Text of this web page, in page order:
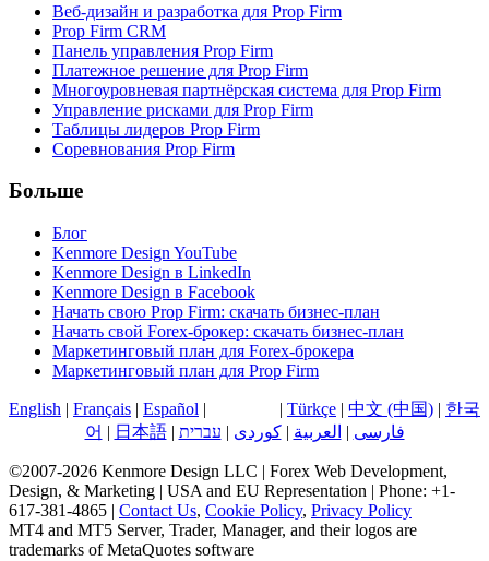
Веб-дизайн и разработка для Prop Firm
Prop Firm CRM
Панель управления Prop Firm
Платежное решение для Prop Firm
Многоуровневая партнёрская система для Prop Firm
Управление рисками для Prop Firm
Таблицы лидеров Prop Firm
Соревнования Prop Firm
Больше
Блог
Kenmore Design YouTube
Kenmore Design в LinkedIn
Kenmore Design в Facebook
Начать свою Prop Firm: скачать бизнес-план
Начать свой Forex-брокер: скачать бизнес-план
Маркетинговый план для Forex-брокера
Маркетинговый план для Prop Firm
English | Français | Español | | Türkçe | 中文 (中国) | 한국
어 | 日本語| עברית | کوردی| العربية | فارسی
©2007-2026 Kenmore Design LLC | Forex Web Development,
Design, & Marketing | USA and EU Representation | Phone: +1-
617-381-4865 | Contact Us, Cookie Policy, Privacy Policy
MT4 and MT5 Server, Trader, Manager, and their logos are
trademarks of MetaQuotes software